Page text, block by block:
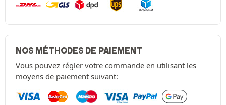
NOS MÉTHODES DE PAIEMENT
Vous pouvez régler votre commande en utilisant les
moyens de paiement suivant: